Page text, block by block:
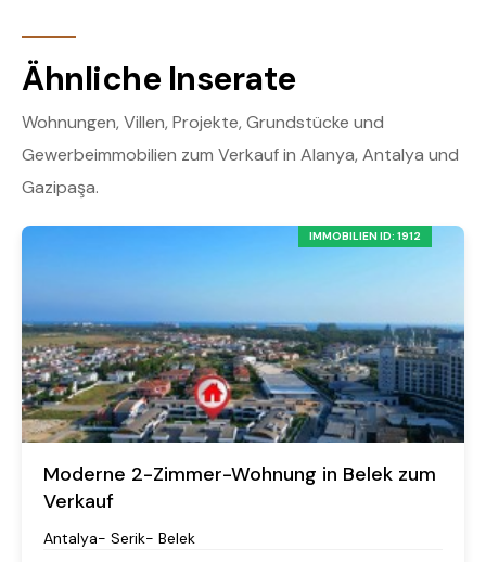
Ähnliche Inserate
Wohnungen, Villen, Projekte, Grundstücke und
Gewerbeimmobilien zum Verkauf in Alanya, Antalya und
Gazipaşa.
IMMOBILIEN ID: 1912
Moderne 2-Zimmer-Wohnung in Belek zum
Verkauf
Antalya- Serik- Belek